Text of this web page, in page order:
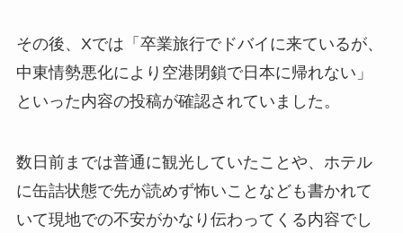
その後、Xでは「卒業旅行でドバイに来ているが、
中東情勢悪化により空港閉鎖で日本に帰れない」
といった内容の投稿が確認されていました。
数日前までは普通に観光していたことや、ホテル
に缶詰状態で先が読めず怖いことなども書かれて
いて現地での不安がかなり伝わってくる内容でし